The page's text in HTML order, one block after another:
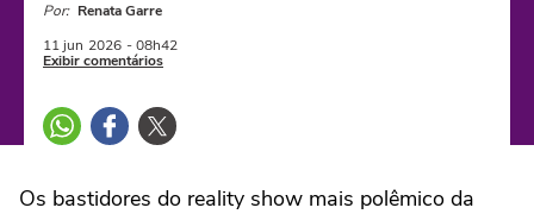
Por: Renata Garre
11 jun 2026 - 08h42
Exibir comentários
Os bastidores do reality show mais polêmico da